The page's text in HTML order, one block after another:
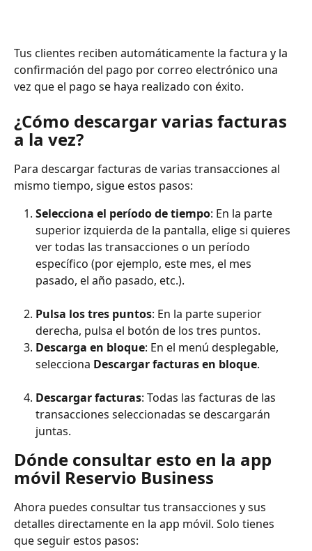
Tus clientes reciben automáticamente la factura y la
confirmación del pago por correo electrónico una
vez que el pago se haya realizado con éxito.
¿Cómo descargar varias facturas
a la vez?
Para descargar facturas de varias transacciones al
mismo tiempo, sigue estos pasos:
Selecciona el período de tiempo: En la parte
superior izquierda de la pantalla, elige si quieres
ver todas las transacciones o un período
específico (por ejemplo, este mes, el mes
pasado, el año pasado, etc.).
Pulsa los tres puntos: En la parte superior
derecha, pulsa el botón de los tres puntos.
Descarga en bloque: En el menú desplegable,
selecciona Descargar facturas en bloque.
Descargar facturas: Todas las facturas de las
transacciones seleccionadas se descargarán
juntas.
Dónde consultar esto en la app
móvil Reservio Business
Ahora puedes consultar tus transacciones y sus
detalles directamente en la app móvil. Solo tienes
que seguir estos pasos: